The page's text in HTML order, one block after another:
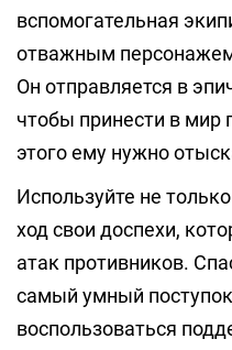
вспомогательная
отважным
Он отправляется в
чтобы принести в мир
этого ему нужно
Используйте не
ход свои доспехи,
атак противников.
самый умный
воспользоваться